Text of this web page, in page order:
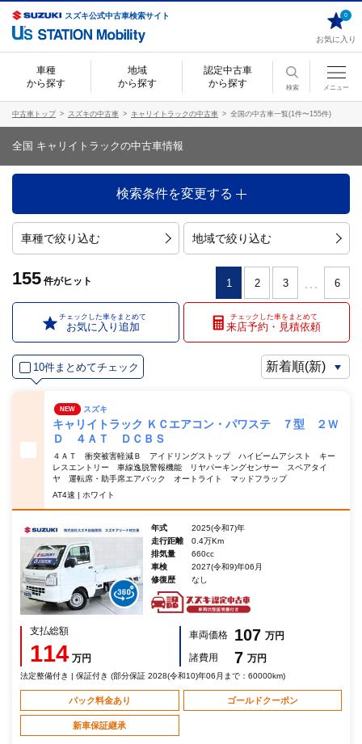
スズキ公式中古車検索サイト
お気に入り
0
車種
から探す
地域
から探す
認定中古車
から探す
検索 メニュー
中古車トップ スズキの中古車 キャリイトラックの中古車 全国の中古車一覧(1件〜155件)
全国 キャリイトラックの中古車情報
検索条件を変更する
車種で絞り込む 地域で絞り込む
155 件がヒット 1 2 3 ... 6
チェックした車をまとめて
お気に入り追加
チェックした車をまとめて
来店予約・見積依頼
10件まとめてチェック
NEW スズキ
キャリイトラック ＫＣエアコン・パワステ ７型 ２Ｗ
Ｄ ４ＡＴ ＤＣＢＳ
４ＡＴ 衝突被害軽減Ｂ アイドリングストップ ハイビームアシスト キー
レスエントリー 車線逸脱警報機能 リヤパーキングセンサー スペアタイ
ヤ 運転席・助手席エアバック オートライト マッドフラップ
AT4速 | ホワイト
年式
2025(令和7)年
走行距離
0.4万Km
排気量
660cc
車検
2027(令和9)年06月
修復歴
なし
支払総額
114 万円
車両価格 107 万円
諸費用
7 万円
法定整備付き | 保証付き (部分保証 2028(令和10)年06月まで：60000km)
パック料金あり ゴールドクーポン
新車保証継承